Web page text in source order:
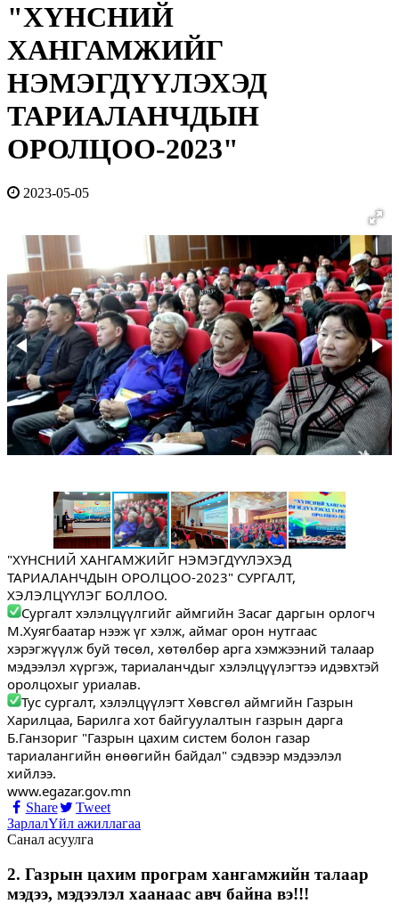
"ХҮНСНИЙ
ХАНГАМЖИЙГ
НЭМЭГДҮҮЛЭХЭД
ТАРИАЛАНЧДЫН
ОРОЛЦОО-2023"
2023-05-05
"ХҮНСНИЙ ХАНГАМЖИЙГ НЭМЭГДҮҮЛЭХЭД
ТАРИАЛАНЧДЫН ОРОЛЦОО-2023" СУРГАЛТ,
ХЭЛЭЛЦҮҮЛЭГ БОЛЛОО.
Сургалт хэлэлцүүлгийг аймгийн Засаг даргын орлогч
М.Хуягбаатар нээж үг хэлж, аймаг орон нутгаас
хэрэгжүүлж буй төсөл, хөтөлбөр арга хэмжээний талаар
мэдээлэл хүргэж, тариаланчдыг хэлэлцүүлэгтээ идэвхтэй
оролцохыг уриалав.
Тус сургалт, хэлэлцүүлэгт Хөвсгөл аймгийн Газрын
Харилцаа, Барилга хот байгуулалтын газрын дарга
Б.Ганзориг "Газрын цахим систем болон газар
тариалангийн өнөөгийн байдал" сэдвээр мэдээлэл
хийлээ.
www.egazar.gov.mn
Share
Tweet
ЗарлалҮйл ажиллагаа
Санал асуулга
2. Газрын цахим програм хангамжийн талаар
мэдээ, мэдээлэл хаанаас авч байна вэ!!!